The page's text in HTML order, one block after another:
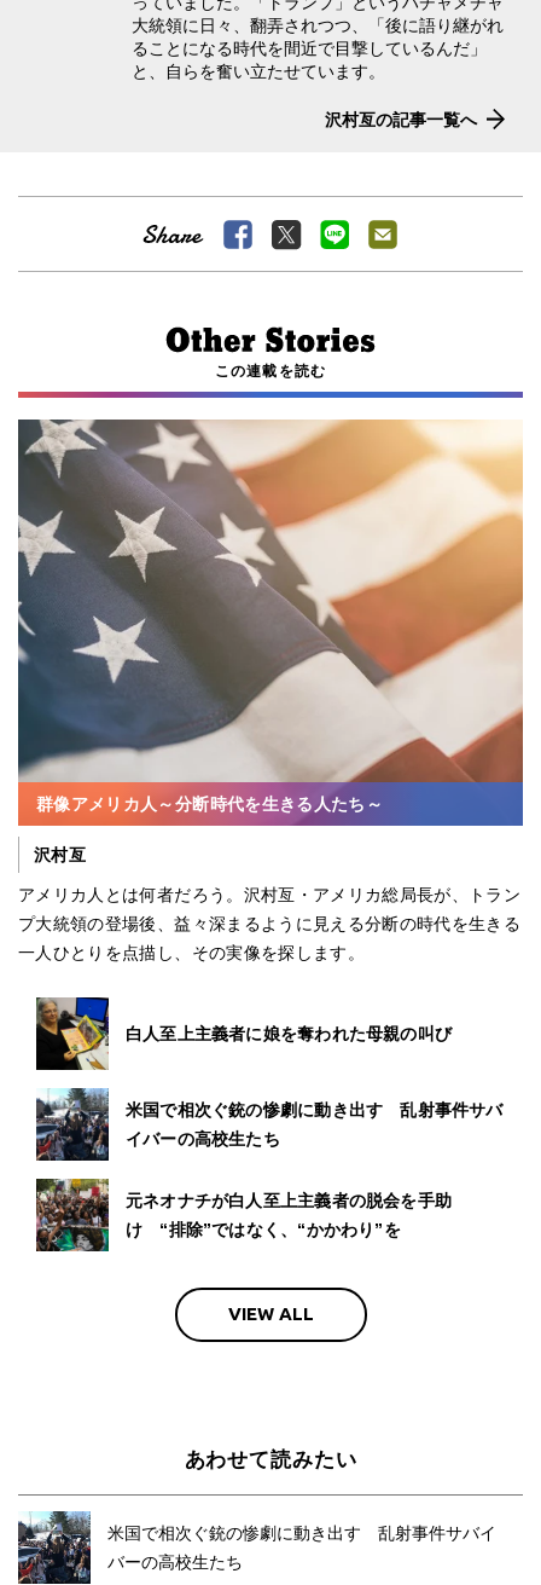
大統領に日々、翻弄されつつ、「後に語り継がれ
ることになる時代を間近で目撃しているんだ」
と、自らを奮い立たせています。
沢村亙の記事一覧へ
この連載を読む
群像アメリカ人～分断時代を生きる人たち～
沢村亙
アメリカ人とは何者だろう。沢村亙・アメリカ総局長が、トラン
プ大統領の登場後、益々深まるように見える分断の時代を生きる
一人ひとりを点描し、その実像を探します。
白人至上主義者に娘を奪われた母親の叫び
米国で相次ぐ銃の惨劇に動き出す 乱射事件サバ
イバーの高校生たち
元ネオナチが白人至上主義者の脱会を手助
け “排除”ではなく、“かかわり”を
VIEW ALL
あわせて読みたい
米国で相次ぐ銃の惨劇に動き出す 乱射事件サバイ
バーの高校生たち